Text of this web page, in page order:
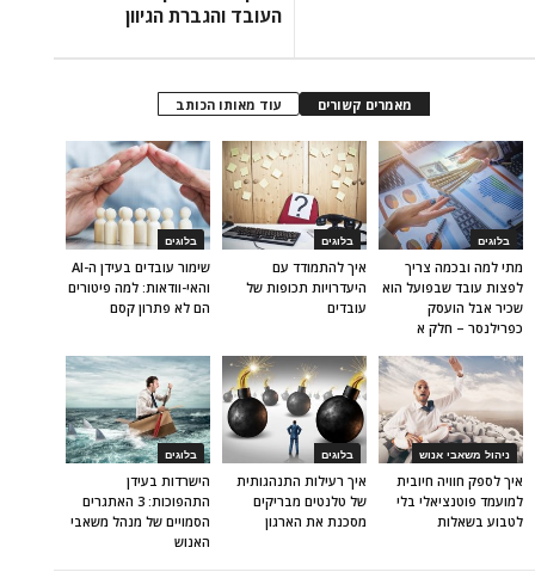
העובד והגברת הגיוון
מאמרים קשורים עוד מאותו הכותב
בלוגים
שימור עובדים בעידן ה-AI
והאי-וודאות: למה פיטורים
הם לא פתרון קסם
בלוגים
איך להתמודד עם
היעדרויות תכופות של
עובדים
בלוגים
מתי למה ובכמה צריך
לפצות עובד שבפועל הוא
שכיר אבל הועסק
כפרילנסר – חלק א
בלוגים
הישרדות בעידן
התהפוכות: 3 האתגרים
הסמויים של מנהל משאבי
האנוש
בלוגים
איך רעילות התנהגותית
של טלנטים מבריקים
מסכנת את הארגון
ניהול משאבי אנוש
איך לספק חוויה חיובית
למועמד פוטנציאלי בלי
לטבוע בשאלות